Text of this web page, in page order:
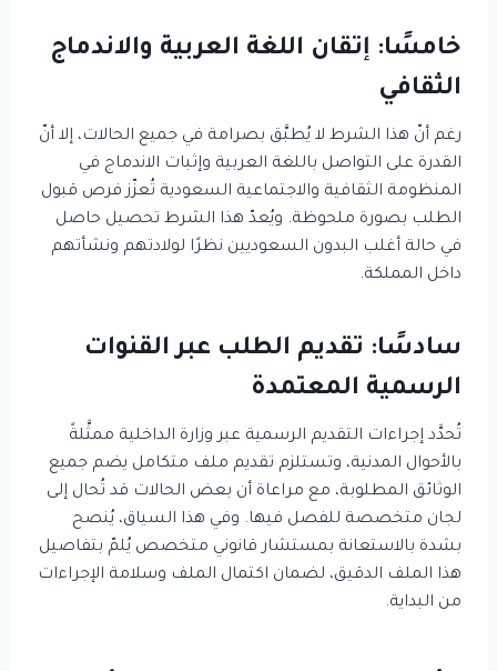
خامسًا: إتقان اللغة العربية والاندماج
الثقافي
رغم أنّ هذا الشرط لا يُطبَّق بصرامة في جميع الحالات، إلا أنّ
القدرة على التواصل باللغة العربية وإثبات الاندماج في
المنظومة الثقافية والاجتماعية السعودية تُعزّز فرص قبول
الطلب بصورة ملحوظة. ويُعدّ هذا الشرط تحصيل حاصل
في حالة أغلب البدون السعوديين نظرًا لولادتهم ونشأتهم
داخل المملكة.
سادسًا: تقديم الطلب عبر القنوات
الرسمية المعتمدة
تُحدَّد إجراءات التقديم الرسمية عبر وزارة الداخلية ممثَّلةً
بالأحوال المدنية، وتستلزم تقديم ملف متكامل يضم جميع
الوثائق المطلوبة، مع مراعاة أن بعض الحالات قد تُحال إلى
لجان متخصصة للفصل فيها. وفي هذا السياق، يُنصح
بشدة بالاستعانة بمستشار قانوني متخصص يُلمّ بتفاصيل
هذا الملف الدقيق، لضمان اكتمال الملف وسلامة الإجراءات
من البداية.